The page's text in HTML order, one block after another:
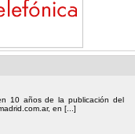
10 años de la publicación del
en [...]